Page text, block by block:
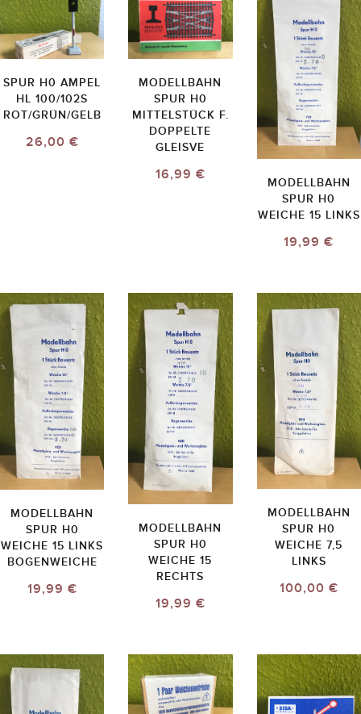
SPUR H0 AMPEL
HL 100/102S
ROT/GRÜN/GELB
26,00 €
MODELLBAHN
SPUR H0
MITTELSTÜCK F.
DOPPELTE
GLEISVE
16,99 €
MODELLBAHN
SPUR H0
WEICHE 15 LINKS
19,99 €
MODELLBAHN
SPUR H0
WEICHE 15 LINKS
BOGENWEICHE
19,99 €
MODELLBAHN
SPUR H0
WEICHE 15
RECHTS
19,99 €
MODELLBAHN
SPUR H0
WEICHE 7,5
LINKS
100,00 €